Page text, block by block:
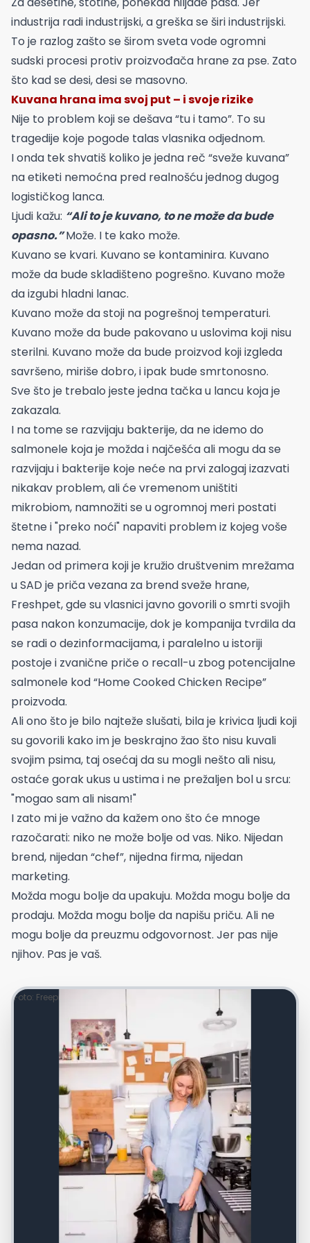
industrija radi industrijski, a greška se širi industrijski.
To je razlog zašto se širom sveta vode ogromni
sudski procesi protiv proizvođača hrane za pse. Zato
što kad se desi, desi se masovno.
Kuvana hrana ima svoj put – i svoje rizike
Nije to problem koji se dešava “tu i tamo”. To su
tragedije koje pogode talas vlasnika odjednom.
I onda tek shvatiš koliko je jedna reč “sveže kuvana”
na etiketi nemoćna pred realnošću jednog dugog
logističkog lanca.
Ljudi kažu: “Ali to je kuvano, to ne može da bude
opasno.”Može. I te kako može.
Kuvano se kvari. Kuvano se kontaminira. Kuvano
može da bude skladišteno pogrešno. Kuvano može
da izgubi hladni lanac.
Kuvano može da stoji na pogrešnoj temperaturi.
Kuvano može da bude pakovano u uslovima koji nisu
sterilni. Kuvano može da bude proizvod koji izgleda
savršeno, miriše dobro, i ipak bude smrtonosno.
Sve što je trebalo jeste jedna tačka u lancu koja je
zakazala.
I na tome se razvijaju bakterije, da ne idemo do
salmonele koja je možda i najčešća ali mogu da se
razvijaju i bakterije koje neće na prvi zalogaj izazvati
nikakav problem, ali će vremenom uništiti
mikrobiom, namnožiti se u ogromnoj meri postati
štetne i "preko noći" napaviti problem iz kojeg voše
nema nazad.
Jedan od primera koji je kružio društvenim mrežama
u SAD je priča vezana za brend sveže hrane,
Freshpet, gde su vlasnici javno govorili o smrti svojih
pasa nakon konzumacije, dok je kompanija tvrdila da
se radi o dezinformacijama, i paralelno u istoriji
postoje i zvanične priče o recall-u zbog potencijalne
salmonele kod “Home Cooked Chicken Recipe”
proizvoda.
Ali ono što je bilo najteže slušati, bila je krivica ljudi koji
su govorili kako im je beskrajno žao što nisu kuvali
svojim psima, taj osećaj da su mogli nešto ali nisu,
ostaće gorak ukus u ustima i ne prežaljen bol u srcu:
"mogao sam ali nisam!"
I zato mi je važno da kažem ono što će mnoge
razočarati: niko ne može bolje od vas. Niko. Nijedan
brend, nijedan “chef”, nijedna firma, nijedan
marketing.
Možda mogu bolje da upakuju. Možda mogu bolje da
prodaju. Možda mogu bolje da napišu priču. Ali ne
mogu bolje da preuzmu odgovornost. Jer pas nije
njihov. Pas je vaš.
Foto: Freepik.com